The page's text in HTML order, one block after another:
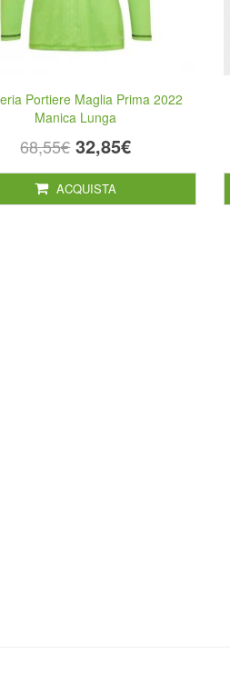
Portiere Maglia Prima 2022
Manica Lunga
68,55€ 32,85€
ACQUISTA